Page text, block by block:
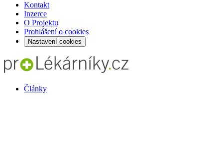
Kontakt
Inzerce
O Projektu
Prohlášení o cookies
Nastavení cookies
Články